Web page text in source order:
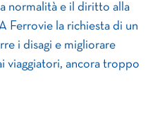
normalità e il diritto alla
Ferrovie la richiesta di un
i disagi e migliorare
viaggiatori, ancora troppo